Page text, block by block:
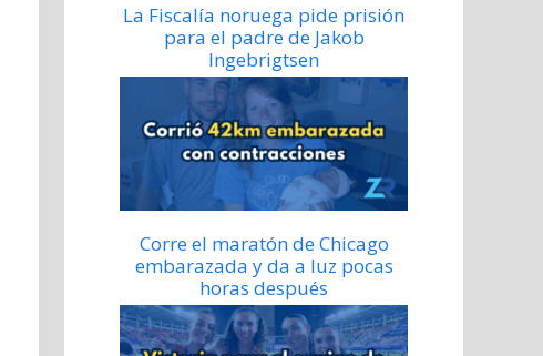
La Fiscalía noruega pide prisión
para el padre de Jakob
Ingebrigtsen
Corre el maratón de Chicago
embarazada y da a luz pocas
horas después